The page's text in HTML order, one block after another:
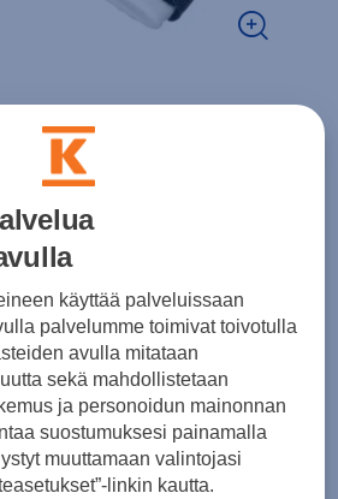
-tarvike
ostoskoriin
käyttää palveluissaan
palvelumme toimivat toivotulla
avulla mitataan
sekä mahdollistetaan
ja personoidun mainonnan
suostumuksesi painamalla
muuttamaan valintojasi
linkin kautta.